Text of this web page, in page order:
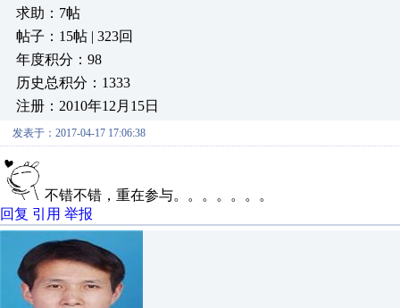
求助：7帖
帖子：15帖 | 323回
年度积分：98
历史总积分：1333
注册：2010年12月15日
发表于：2017-04-17 17:06:38
不错不错，重在参与。。。。。。。
回复 引用 举报